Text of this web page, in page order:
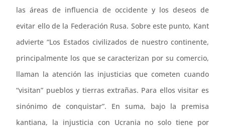
las áreas de influencia de occidente y los deseos de
evitar ello de la Federación Rusa. Sobre este punto, Kant
advierte “Los Estados civilizados de nuestro continente,
principalmente los que se caracterizan por su comercio,
llaman la atención las injusticias que cometen cuando
“visitan” pueblos y tierras extrañas. Para ellos visitar es
sinónimo de conquistar”. En suma, bajo la premisa
kantiana, la injusticia con Ucrania no solo tiene por